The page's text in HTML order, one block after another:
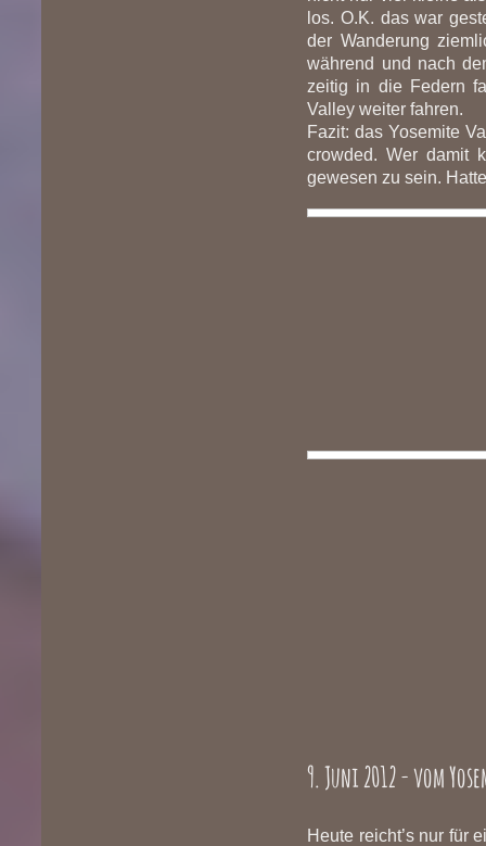
los. O.K. das war
der Wanderung
während und nach
zeitig in die Federn
Valley weiter fahren.
Fazit: das Yosemite
crowded. Wer damit
gewesen zu sein.
9. Juni 2012 - vom
Heute reicht’s nur für